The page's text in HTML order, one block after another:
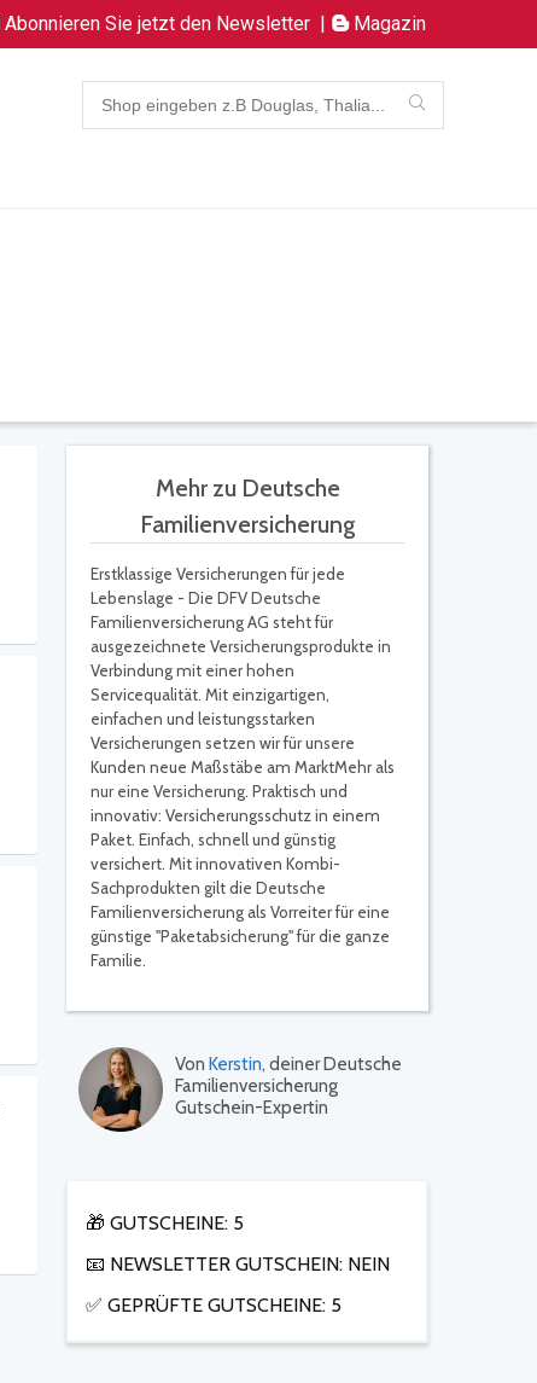
Abonnieren Sie jetzt den Newsletter | Magazin
Mehr zu Deutsche
Familienversicherung
Erstklassige Versicherungen für jede
Lebenslage - Die DFV Deutsche
Familienversicherung AG steht für
ausgezeichnete Versicherungsprodukte in
Verbindung mit einer hohen
Servicequalität. Mit einzigartigen,
einfachen und leistungsstarken
Versicherungen setzen wir für unsere
Kunden neue Maßstäbe am MarktMehr als
nur eine Versicherung. Praktisch und
innovativ: Versicherungsschutz in einem
Paket. Einfach, schnell und günstig
versichert. Mit innovativen Kombi-
Sachprodukten gilt die Deutsche
Familienversicherung als Vorreiter für eine
günstige "Paketabsicherung" für die ganze
Familie.
Von Kerstin, deiner Deutsche
Familienversicherung
Gutschein-Expertin
🎁 GUTSCHEINE: 5
📧 NEWSLETTER GUTSCHEIN: NEIN
✅ GEPRÜFTE GUTSCHEINE: 5